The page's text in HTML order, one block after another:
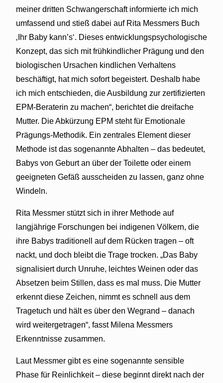
meiner dritten Schwangerschaft informierte ich mich
umfassend und stieß dabei auf Rita Messmers Buch
‚Ihr Baby kann’s‘. Dieses entwicklungspsychologische
Konzept, das sich mit frühkindlicher Prägung und den
biologischen Ursachen kindlichen Verhaltens
beschäftigt, hat mich sofort begeistert. Deshalb habe
ich mich entschieden, die Ausbildung zur zertifizierten
EPM-Beraterin zu machen“, berichtet die dreifache
Mutter. Die Abkürzung EPM steht für Emotionale
Prägungs-Methodik. Ein zentrales Element dieser
Methode ist das sogenannte Abhalten – das bedeutet,
Babys von Geburt an über der Toilette oder einem
geeigneten Gefäß ausscheiden zu lassen, ganz ohne
Windeln.
Rita Messmer stützt sich in ihrer Methode auf
langjährige Forschungen bei indigenen Völkern, die
ihre Babys traditionell auf dem Rücken tragen – oft
nackt, und doch bleibt die Trage trocken. „Das Baby
signalisiert durch Unruhe, leichtes Weinen oder das
Absetzen beim Stillen, dass es mal muss. Die Mutter
erkennt diese Zeichen, nimmt es schnell aus dem
Tragetuch und hält es über den Wegrand – danach
wird weitergetragen“, fasst Milena Messmers
Erkenntnisse zusammen.
Laut Messmer gibt es eine sogenannte sensible
Phase für Reinlichkeit – diese beginnt direkt nach der